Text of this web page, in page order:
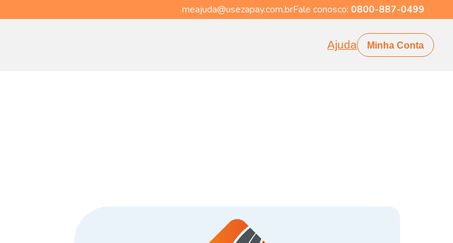
meajuda@usezapay.com.brFale conosco: 0800-887-0499
Ajuda Minha Conta